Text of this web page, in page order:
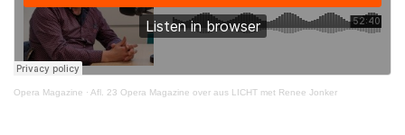
Opera Magazine · Afl. 23 Opera Magazine over aus LICHT met Renee Jonker